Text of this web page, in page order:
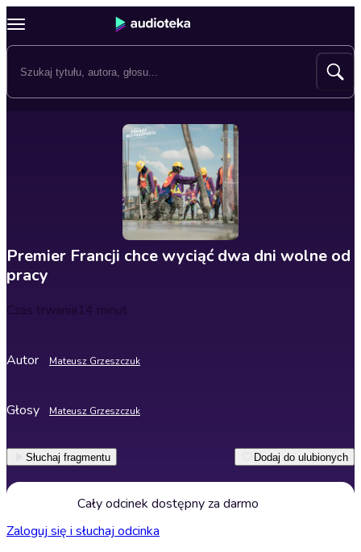
Premier Francji chce wyciąć dwa dni wolne od
pracy
Czas trwania14 minut
Autor Mateusz Grzeszczuk
Głosy Mateusz Grzeszczuk
Słuchaj fragmentu Dodaj do ulubionych
Cały odcinek dostępny za darmo
Zaloguj się i słuchaj odcinka